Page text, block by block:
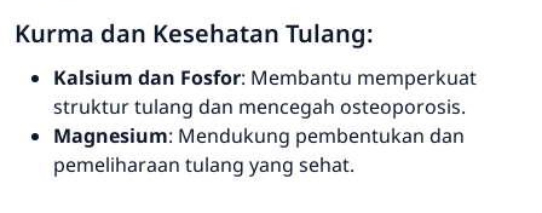
Kurma dan Kesehatan Tulang:
Kalsium dan Fosfor: Membantu memperkuat
struktur tulang dan mencegah osteoporosis.
Magnesium: Mendukung pembentukan dan
pemeliharaan tulang yang sehat.